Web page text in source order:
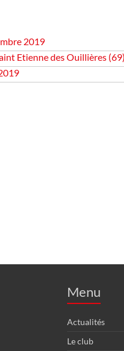
2019
Etienne des Ouillières
Menu
Actualités
Le club